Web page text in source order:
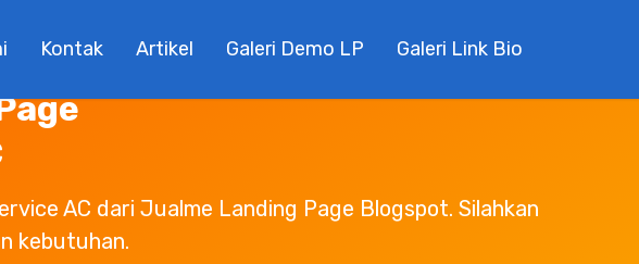
Kontak Artikel Galeri Demo LP Galeri Link Bio
AC dari Jualme Landing Page Blogspot. Silahkan
kebutuhan.